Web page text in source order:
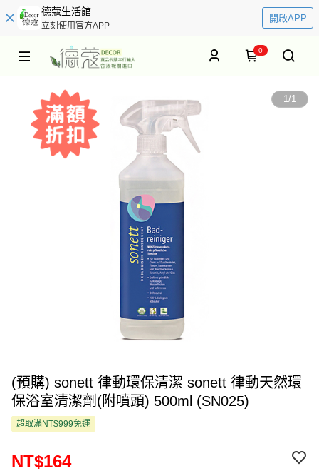
德蔻生活館
立刻使用官方APP
開啟APP
0
1/1
(預購) sonett 律動環保清潔 sonett 律動天然環
保浴室清潔劑(附噴頭) 500ml (SN025)
超取滿NT$999免運
NT$164